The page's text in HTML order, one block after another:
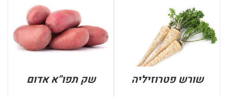
שורש פטרוזיליה שק תפו”א אדום